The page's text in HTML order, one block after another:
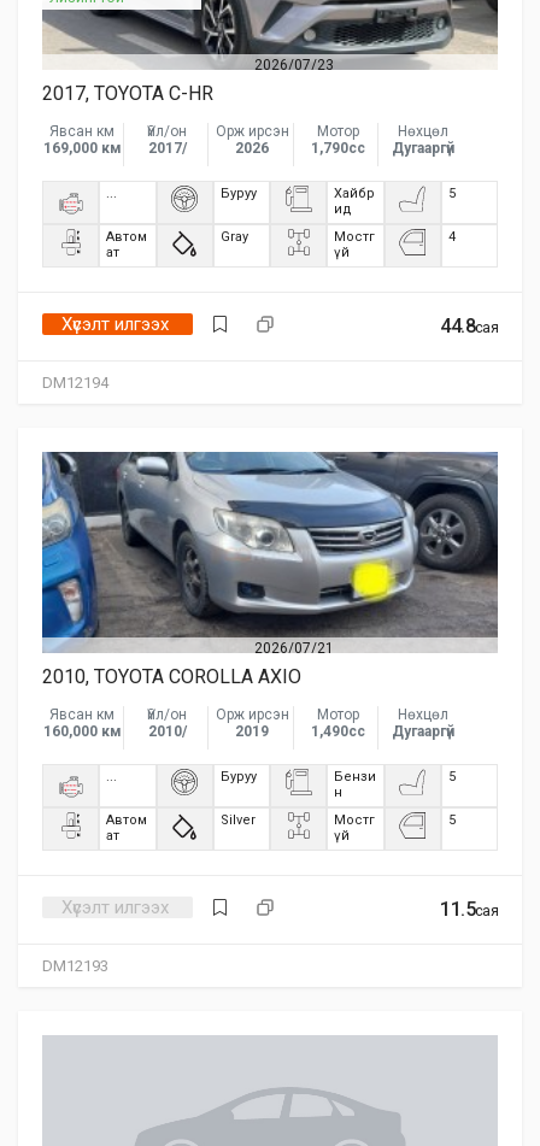
2026/07/23
DM12194
2017, TOYOTA C-HR
Явсан км
169,000 км
Үйл/он
2017/
Орж ирсэн
2026
Мотор
1,790сс
Нөхцөл
Дугааргүй
... Буруу
Хайбр
ид
5
Автом
ат
Gray
Мостг
үй
4
44.8сая
Хүсэлт илгээх
2026/07/21
DM12193
2010, TOYOTA COROLLA AXIO
Явсан км
160,000 км
Үйл/он
2010/
Орж ирсэн
2019
Мотор
1,490сс
Нөхцөл
Дугааргүй
... Буруу
Бензи
н
5
Автом
ат
Silver
Мостг
үй
5
11.5сая
Хүсэлт илгээх